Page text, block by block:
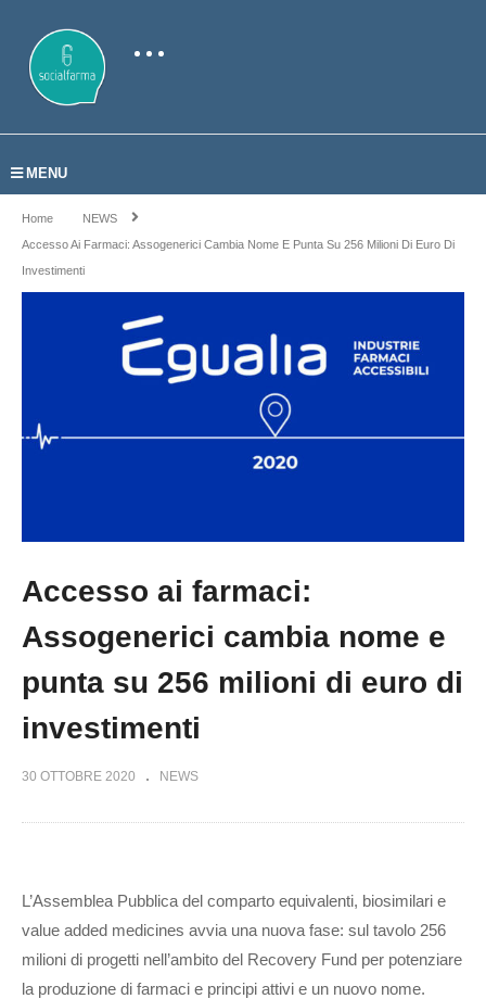
MENU
Home
NEWS
Accesso Ai Farmaci: Assogenerici Cambia Nome E Punta Su 256 Milioni Di Euro Di
Investimenti
Accesso ai farmaci:
Assogenerici cambia nome e
punta su 256 milioni di euro di
investimenti
30 OTTOBRE 2020 NEWS
L’Assemblea Pubblica del comparto equivalenti, biosimilari e
value added medicines avvia una nuova fase: sul tavolo 256
milioni di progetti nell’ambito del Recovery Fund per potenziare
la produzione di farmaci e principi attivi e un nuovo nome.